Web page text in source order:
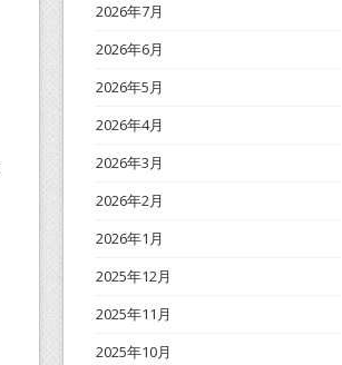
2026年7月
2026年6月
2026年5月
2026年4月
2026年3月
2026年2月
2026年1月
2025年12月
2025年11月
2025年10月